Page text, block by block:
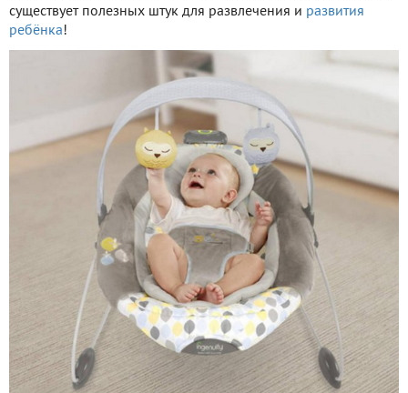
существует полезных штук для развлечения и развития
ребёнка !